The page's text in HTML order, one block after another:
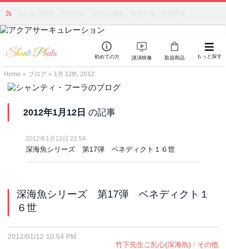
初めての方 講演映像 取扱商品 もっと探す
Home » ブログ » 1月 12th, 2012
2012年1月12日 の記事
2012年1月12日 22:54
深海魚シリーズ 第17弾 ベネディクト１６世
深海魚シリーズ 第17弾 ベネディクト１
６世
2012/01/12 10:54 PM
竹下先生ご乱心(深海魚) / その他